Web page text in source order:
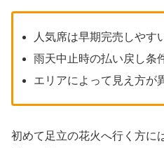
人気席は早期完売しやす
雨天中止時の払い戻し条
エリアによって見え方が
初めて足立の花火へ行く方に